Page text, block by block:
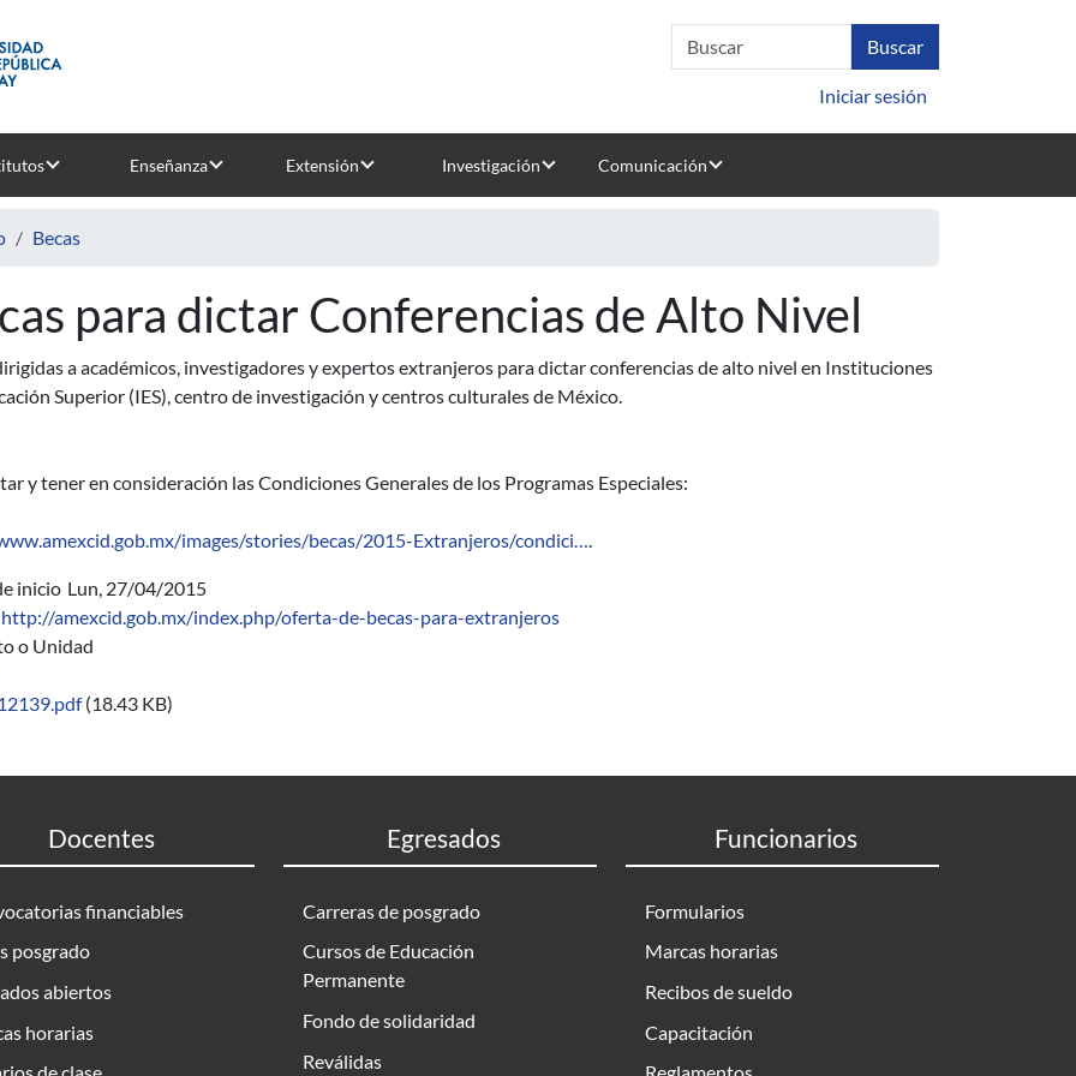
Iniciar sesión
Enseñanza Extensión Investigación Comunicación
Becas
para dictar Conferencias de Alto Nivel
a académicos, investigadores y expertos extranjeros para dictar conferencias de alto nivel en Instituciones
Superior (IES), centro de investigación y centros culturales de México.
y tener en consideración las Condiciones Generales de los Programas Especiales:
images/stories/becas/2015-Extranjeros/condici….
inicio Lun, 27/04/2015
http://amexcid.gob.mx/index.php/oferta-de-becas-para-extranjeros
o Unidad
(18.43 KB)
Docentes
financiables
posgrado
abiertos
horarias
Egresados
Carreras de posgrado
Cursos de Educación
Permanente
Fondo de solidaridad
Reválidas
Funcionarios
Formularios
Marcas horarias
Recibos de sueldo
Capacitación